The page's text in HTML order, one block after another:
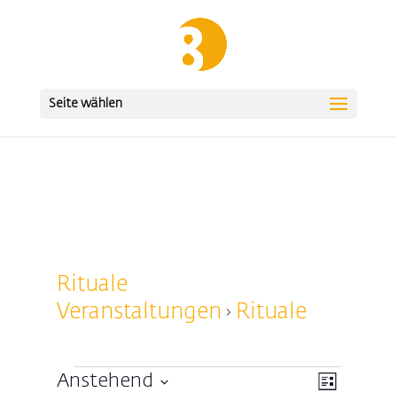
Seite wählen
Rituale
Veranstaltungen
Rituale
Veranstaltungen
Liste
Anstehend